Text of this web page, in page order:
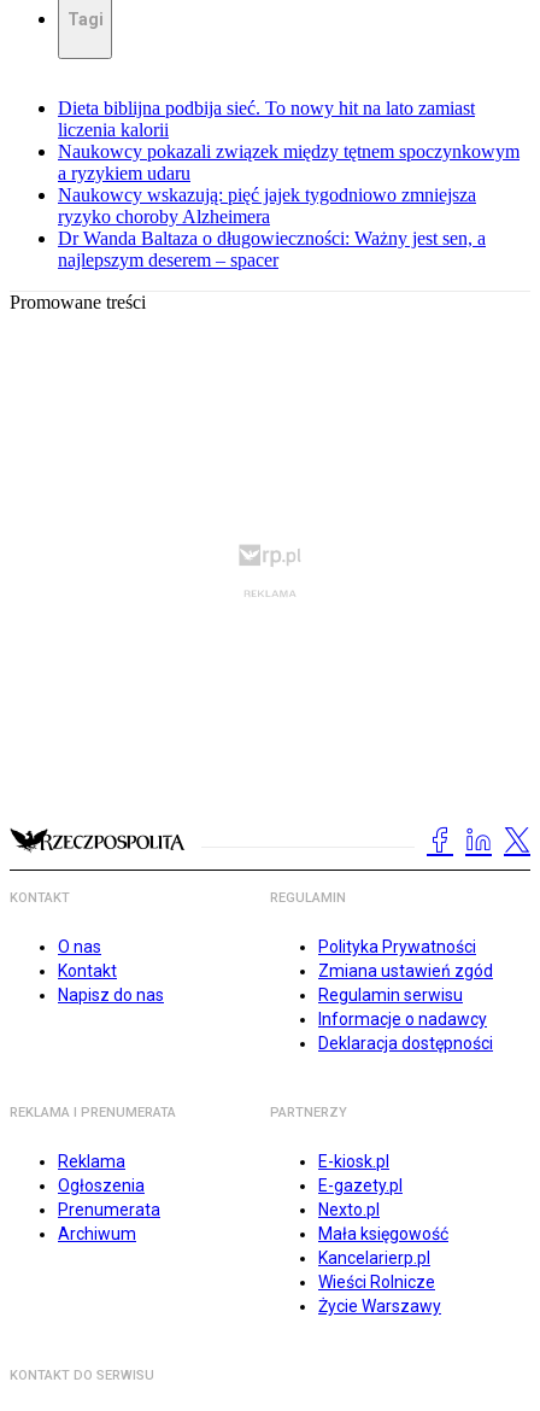
Tagi
Dieta biblijna podbija sieć. To nowy hit na lato zamiast
liczenia kalorii
Naukowcy pokazali związek między tętnem spoczynkowym
a ryzykiem udaru
Naukowcy wskazują: pięć jajek tygodniowo zmniejsza
ryzyko choroby Alzheimera
Dr Wanda Baltaza o długowieczności: Ważny jest sen, a
najlepszym deserem – spacer
Promowane treści
KONTAKT
O nas
Kontakt
Napisz do nas
REGULAMIN
Polityka Prywatności
Zmiana ustawień zgód
Regulamin serwisu
Informacje o nadawcy
Deklaracja dostępności
REKLAMA I PRENUMERATA
Reklama
Ogłoszenia
Prenumerata
Archiwum
PARTNERZY
E-kiosk.pl
E-gazety.pl
Nexto.pl
Mała księgowość
Kancelarierp.pl
Wieści Rolnicze
Życie Warszawy
KONTAKT DO SERWISU